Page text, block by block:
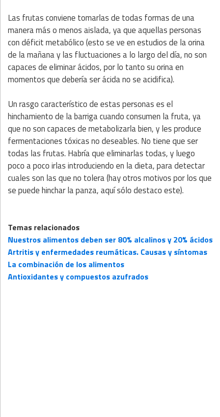
Las frutas conviene tomarlas de todas formas de una
manera más o menos aislada, ya que aquellas personas
con déficit metabólico (esto se ve en estudios de la orina
de la mañana y las fluctuaciones a lo largo del día, no son
capaces de eliminar ácidos, por lo tanto su orina en
momentos que debería ser ácida no se acidifica).
Un rasgo característico de estas personas es el
hinchamiento de la barriga cuando consumen la fruta, ya
que no son capaces de metabolizarla bien, y les produce
fermentaciones tóxicas no deseables. No tiene que ser
todas las frutas. Habría que eliminarlas todas, y luego
poco a poco irlas introduciendo en la dieta, para detectar
cuales son las que no tolera (hay otros motivos por los que
se puede hinchar la panza, aquí sólo destaco este).
Temas relacionados
Nuestros alimentos deben ser 80% alcalinos y 20% ácidos
Artritis y enfermedades reumáticas. Causas y síntomas
La combinación de los alimentos
Antioxidantes y compuestos azufrados